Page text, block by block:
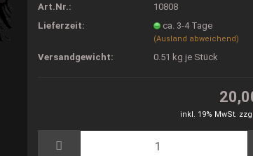
Art.Nr.:
10808
Lieferzeit:
ca. 3-4 Tage
(Ausland abweichend)
Versandgewicht: 0.51 kg je Stück
inkl. 19% MwSt.